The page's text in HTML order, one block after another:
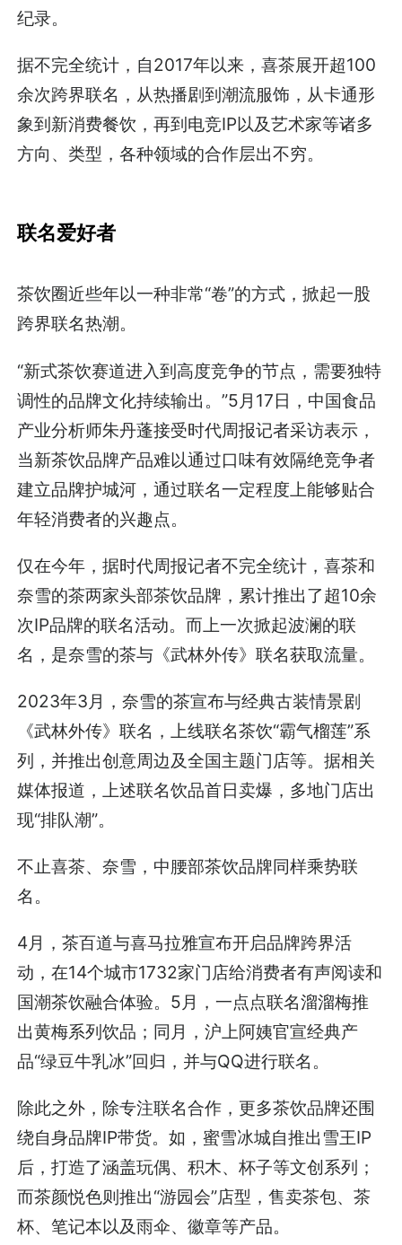
纪录。
据不完全统计，自2017年以来，喜茶展开超100
余次跨界联名，从热播剧到潮流服饰，从卡通形
象到新消费餐饮，再到电竞IP以及艺术家等诸多
方向、类型，各种领域的合作层出不穷。
联名爱好者
茶饮圈近些年以一种非常“卷”的方式，掀起一股
跨界联名热潮。
“新式茶饮赛道进入到高度竞争的节点，需要独特
调性的品牌文化持续输出。”5月17日，中国食品
产业分析师朱丹蓬接受时代周报记者采访表示，
当新茶饮品牌产品难以通过口味有效隔绝竞争者
建立品牌护城河，通过联名一定程度上能够贴合
年轻消费者的兴趣点。
仅在今年，据时代周报记者不完全统计，喜茶和
奈雪的茶两家头部茶饮品牌，累计推出了超10余
次IP品牌的联名活动。而上一次掀起波澜的联
名，是奈雪的茶与《武林外传》联名获取流量。
2023年3月，奈雪的茶宣布与经典古装情景剧
《武林外传》联名，上线联名茶饮“霸气榴莲”系
列，并推出创意周边及全国主题门店等。据相关
媒体报道，上述联名饮品首日卖爆，多地门店出
现“排队潮”。
不止喜茶、奈雪，中腰部茶饮品牌同样乘势联
名。
4月，茶百道与喜马拉雅宣布开启品牌跨界活
动，在14个城市1732家门店给消费者有声阅读和
国潮茶饮融合体验。5月，一点点联名溜溜梅推
出黄梅系列饮品；同月，沪上阿姨官宣经典产
品“绿豆牛乳冰”回归，并与QQ进行联名。
除此之外，除专注联名合作，更多茶饮品牌还围
绕自身品牌IP带货。如，蜜雪冰城自推出雪王IP
后，打造了涵盖玩偶、积木、杯子等文创系列；
而茶颜悦色则推出“游园会”店型，售卖茶包、茶
杯、笔记本以及雨伞、徽章等产品。